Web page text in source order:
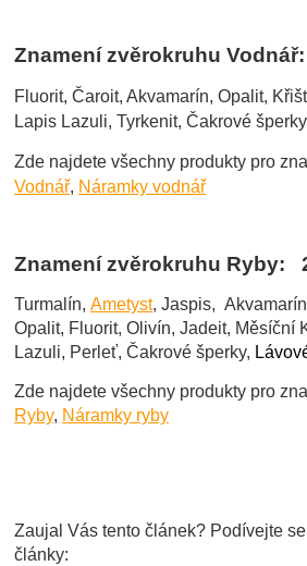
Znamení zvěrokruhu
Fluorit, Čaroit, Akvamarín, Opalit,
Lapis Lazuli, Tyrkenit, Čakrové
Zde najdete všechny produkty pro
Vodnář, Náramky vodnář
Znamení zvěrokruhu Ryby:
Turmalín,Ametyst, Jaspis,
Opalit, Fluorit, Olivín, Jadeit, Měsíční
Lazuli, Perleť, Čakrové šperky,
Zde najdete všechny produkty pro
Ryby, Náramky ryby
Zaujal Vás tento článek? Podívejte
články: